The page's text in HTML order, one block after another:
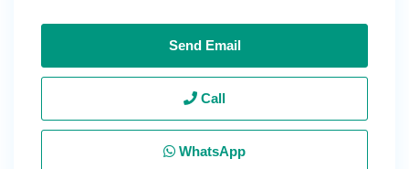
Send Email
Call
WhatsApp